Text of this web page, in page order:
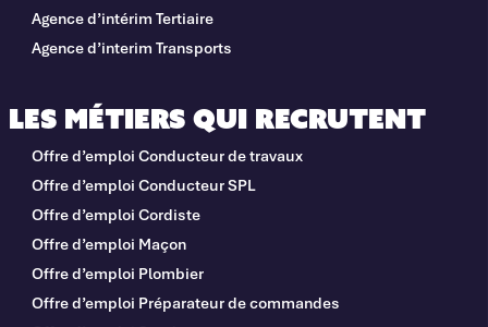
Les métiers qui recrutent
Offre d’emploi Conducteur de travaux
Offre d’emploi Conducteur SPL
Offre d’emploi Cordiste
Offre d’emploi Maçon
Offre d’emploi Plombier
Offre d’emploi Préparateur de commandes
Agence d’intérim Tertiaire
Agence d’interim Transports